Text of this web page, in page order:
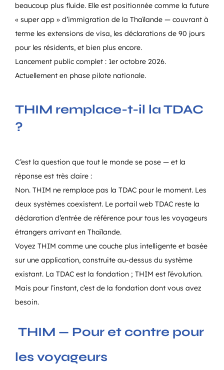
beaucoup plus fluide. Elle est positionnée comme la future
« super app » d’immigration de la Thaïlande — couvrant à
terme les extensions de visa, les déclarations de 90 jours
pour les résidents, et bien plus encore.
Lancement public complet : 1er octobre 2026.
Actuellement en phase pilote nationale.
THIM remplace-t-il la TDAC
?
C’est la question que tout le monde se pose — et la
réponse est très claire :
Non. THIM ne remplace pas la TDAC pour le moment. Les
deux systèmes coexistent. Le portail web TDAC reste la
déclaration d’entrée de référence pour tous les voyageurs
étrangers arrivant en Thaïlande.
Voyez THIM comme une couche plus intelligente et basée
sur une application, construite au-dessus du système
existant. La TDAC est la fondation ; THIM est l’évolution.
Mais pour l’instant, c’est de la fondation dont vous avez
besoin.
THIM — Pour et contre pour
les voyageurs